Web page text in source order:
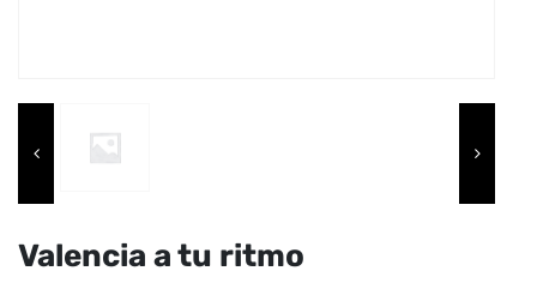
Valencia a tu ritmo